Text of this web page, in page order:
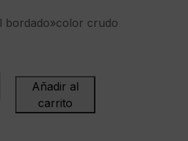
bordado»color crudo
Añadir al
carrito